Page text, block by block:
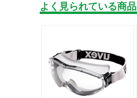
よく見られている商品